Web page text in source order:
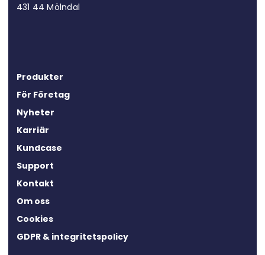
431 44 Mölndal
Produkter
För Företag
Nyheter
Karriär
Kundcase
Support
Kontakt
Om oss
Cookies
GDPR & integritetspolicy